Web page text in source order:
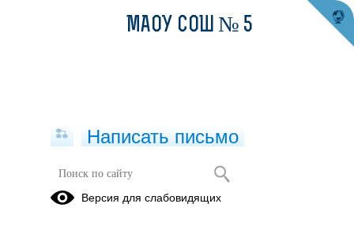
Локальные акты МАОУ СОШ № 5
МАОУ СОШ № 5
Написать письмо
Версия для слабовидящих